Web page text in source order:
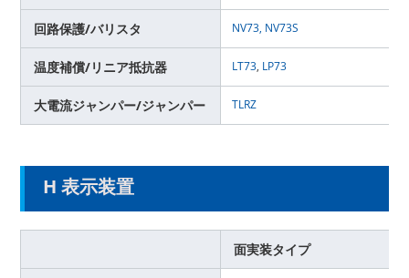
回路保護/バリスタ NV73, NV73S
温度補償/リニア抵抗器 LT73, LP73
大電流ジャンパー/ジャンパー TLRZ
H 表示装置
面実装タイプ